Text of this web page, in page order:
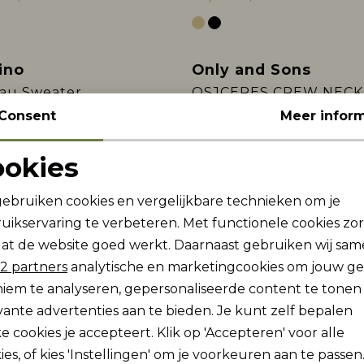
Sweater
49,99
Only and Sons
LAX SW PANT BLACK
Sale
Name It
NKMREN LS RLX
18,50 36,99
1
cookies
cookies Marketing cookies
Meer
cookies en vergelijkbare technieken om je
te verbeteren. Met functionele cookies
de website goed werkt. Daarnaast gebruiken wij
2 partners analytische en marketingcookies om jouw
te analyseren, gepersonaliseerde content te tonen
advertenties aan te bieden. Je kunt zelf bepalen
cookies je accepteert. Klik op 'Accepteren' voor alle
of kies 'Instellingen' om je voorkeuren aan te passen.